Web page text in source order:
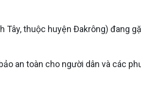
thuộc huyện Đakrông) đang
an toàn cho người dân và các